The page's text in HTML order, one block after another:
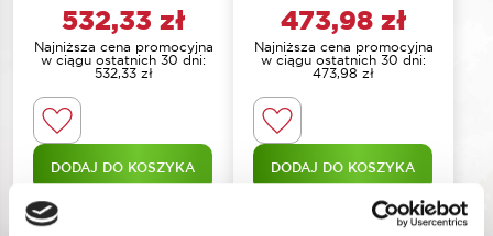
532,33 zł
Najniższa cena promocyjna
w ciągu ostatnich 30 dni:
532,33 zł
DODAJ DO KOSZYKA
473,98 zł
Najniższa cena promocyjna
w ciągu ostatnich 30 dni:
473,98 zł
DODAJ DO KOSZYKA